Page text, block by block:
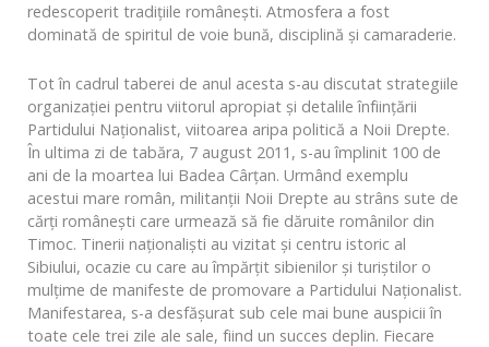
redescoperit tradiţiile româneşti. Atmosfera a fost
dominată de spiritul de voie bună, disciplină şi camaraderie.
Tot în cadrul taberei de anul acesta s-au discutat strategiile
organizaţiei pentru viitorul apropiat şi detalile înfiinţării
Partidului Naţionalist, viitoarea aripa politică a Noii Drepte.
În ultima zi de tabăra, 7 august 2011, s-au împlinit 100 de
ani de la moartea lui Badea Cârţan. Urmând exemplu
acestui mare român, militanţii Noii Drepte au strâns sute de
cărţi româneşti care urmează să fie dăruite românilor din
Timoc. Tinerii naţionalişti au vizitat şi centru istoric al
Sibiului, ocazie cu care au împărţit sibienilor şi turiştilor o
mulţime de manifeste de promovare a Partidului Naţionalist.
Manifestarea, s-a desfăşurat sub cele mai bune auspicii în
toate cele trei zile ale sale, fiind un succes deplin. Fiecare